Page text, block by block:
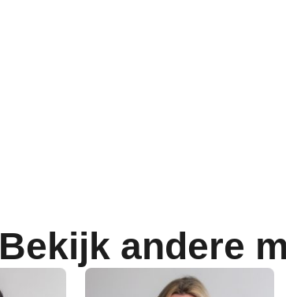
Bekijk andere